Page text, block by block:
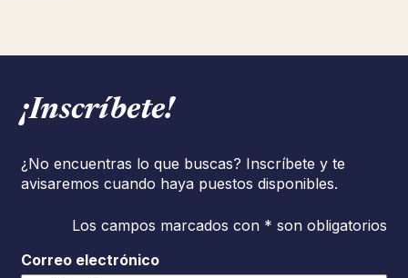
¡Inscríbete!
¿No encuentras lo que buscas? Inscríbete y te
avisaremos cuando haya puestos disponibles.
Los campos marcados con * son obligatorios
Correo electrónico